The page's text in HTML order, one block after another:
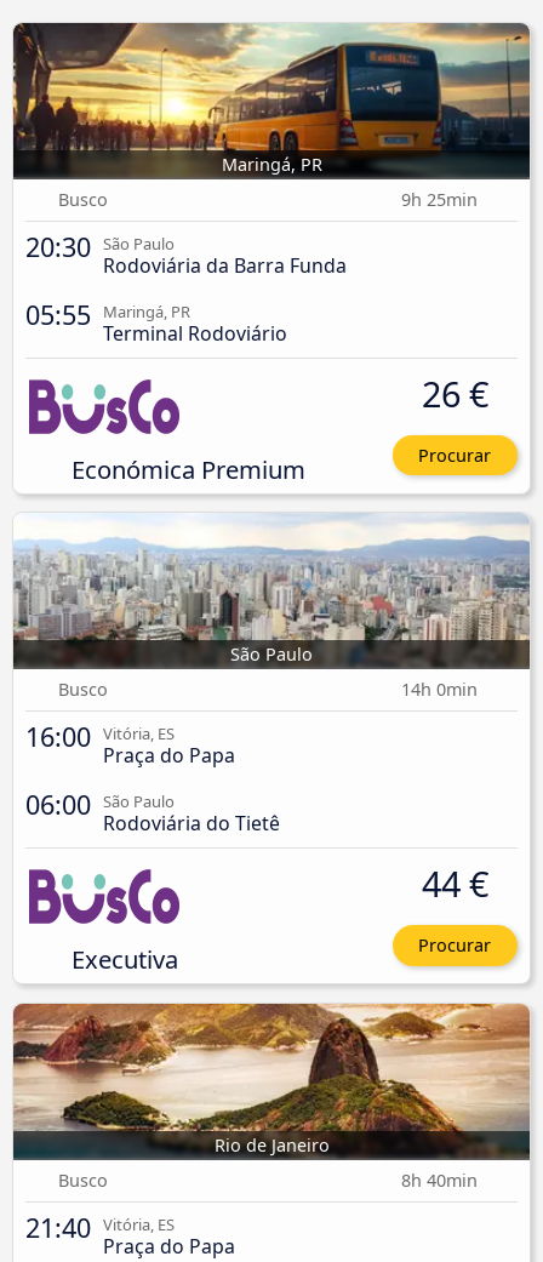
Maringá, PR
Busco
9h 25min
20:30 São Paulo
Rodoviária da Barra Funda
05:55 Maringá, PR
Terminal Rodoviário
Económica Premium
26 €
Procurar
São Paulo
Busco
14h 0min
16:00 Vitória, ES
Praça do Papa
06:00 São Paulo
Rodoviária do Tietê
Executiva
44 €
Procurar
Rio de Janeiro
Busco
8h 40min
21:40 Vitória, ES
Praça do Papa